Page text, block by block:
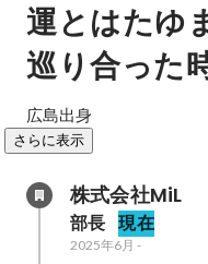
運とはたゆ
巡り合った
広島出身
さらに表示
株式会社MiL
部長 現在
2025年6月 -